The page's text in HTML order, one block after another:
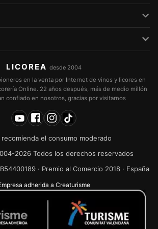
LICOREA desde 2004
en la venta por Internet de vinos y licores en
Online. 22 años después, más de medio millón
confiado en nosotros, gracias por visitarnos
recomienda el consumo moderado
2026 Todos los derechos reservados
· Premio al Comercio 2018 · España
adherida a Creaturisme